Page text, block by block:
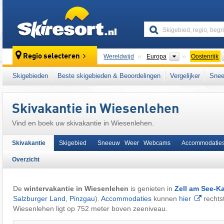
Regio selecteren Wereldwijd Europa Continenten
Oostenrijk
Deze plaats ligt ook in: Salzburger
het westen van Oostenrijk
Oostenrijkse Alpen
Skigebieden Beste skigebieden & Beoordelingen Vergelijker
Skivakantie in Wiesenlehen
Vind en boek uw skivakantie in Wiesenlehen.
Skivakantie
Overzicht
Skigebied Sneeuw Weer Webcams
De wintervakantie in Wiesenlehen is genieten in Zell am See-
Salzburger Land
Pinzgau). Accommodatieskunnen hier
Wiesenlehen ligt op 752 meter boven zeeniveau.